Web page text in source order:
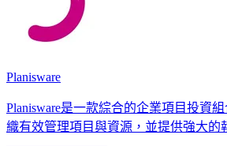
Planisware
Planisware是一款綜合的企業項目投資
織有效管理項目與資源，並提供強大的